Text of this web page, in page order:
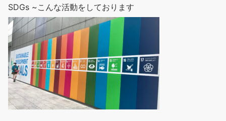
SDGs ~こんな活動をしております